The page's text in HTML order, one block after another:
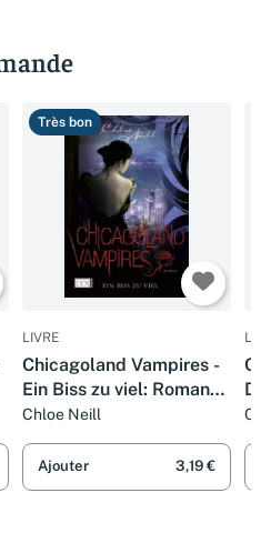
Très bon
LIVRE
Chicagoland Vampires -
Ein Biss zu viel: Roman
(Chicagoland-Vampires-
Reihe, Band 5)
Chloe Neill
Ajouter 3,19 €